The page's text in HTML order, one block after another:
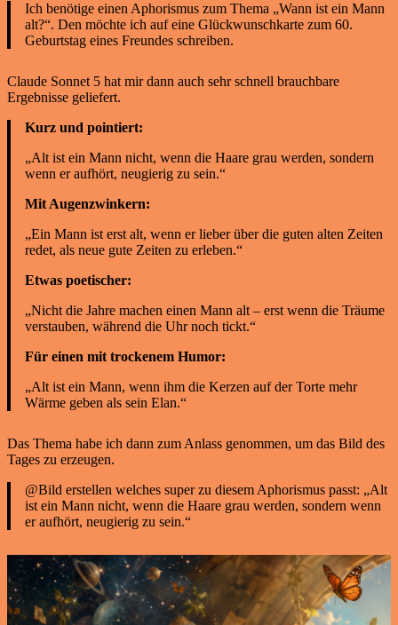
Ich benötige einen Aphorismus zum Thema „Wann ist ein Mann
alt?“. Den möchte ich auf eine Glückwunschkarte zum 60.
Geburtstag eines Freundes schreiben.
Claude Sonnet 5 hat mir dann auch sehr schnell brauchbare
Ergebnisse geliefert.
Kurz und pointiert:
„Alt ist ein Mann nicht, wenn die Haare grau werden, sondern
wenn er aufhört, neugierig zu sein.“
Mit Augenzwinkern:
„Ein Mann ist erst alt, wenn er lieber über die guten alten Zeiten
redet, als neue gute Zeiten zu erleben.“
Etwas poetischer:
„Nicht die Jahre machen einen Mann alt – erst wenn die Träume
verstauben, während die Uhr noch tickt.“
Für einen mit trockenem Humor:
„Alt ist ein Mann, wenn ihm die Kerzen auf der Torte mehr
Wärme geben als sein Elan.“
Das Thema habe ich dann zum Anlass genommen, um das Bild des
Tages zu erzeugen.
@Bild erstellen welches super zu diesem Aphorismus passt: „Alt
ist ein Mann nicht, wenn die Haare grau werden, sondern wenn
er aufhört, neugierig zu sein.“